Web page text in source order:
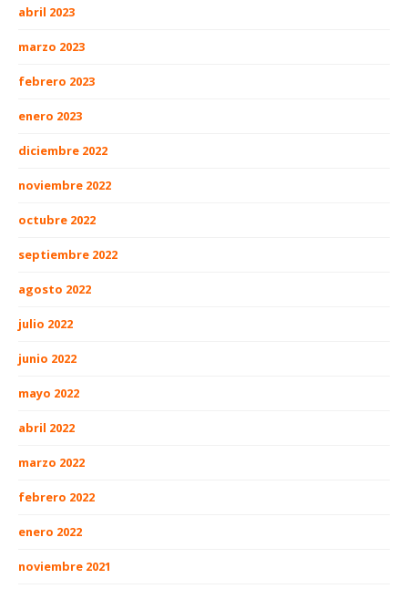
abril 2023
marzo 2023
febrero 2023
enero 2023
diciembre 2022
noviembre 2022
octubre 2022
septiembre 2022
agosto 2022
julio 2022
junio 2022
mayo 2022
abril 2022
marzo 2022
febrero 2022
enero 2022
noviembre 2021